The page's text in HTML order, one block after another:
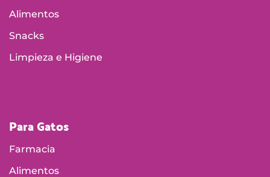
Alimentos
Snacks
Limpieza e Higiene
Para Gatos
Farmacia
Alimentos